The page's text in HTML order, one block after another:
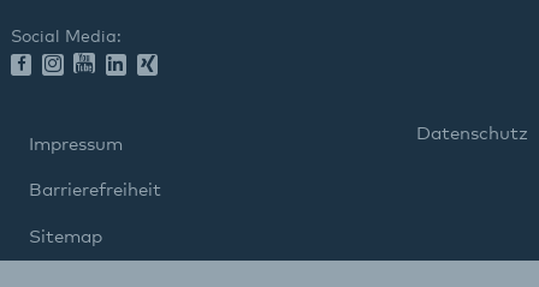
Social Media:
Impressum
Datenschutz
Barrierefreiheit
Sitemap